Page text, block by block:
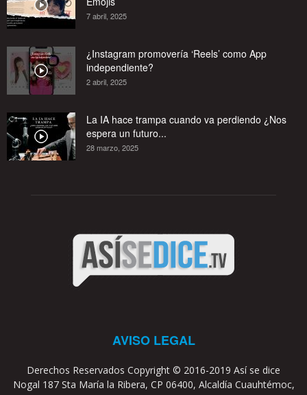
7 abril, 2025
¿Instagram promovería ‘Reels’ como App
independiente?
2 abril, 2025
La IA hace trampa cuando va perdiendo ¿Nos
espera un futuro...
28 marzo, 2025
AVISO LEGAL
Derechos Reservados Copyright © 2016-2019 Así se dice
Nogal 187 Sta María la Ribera, CP 06400, Alcaldía Cuauhtémoc,